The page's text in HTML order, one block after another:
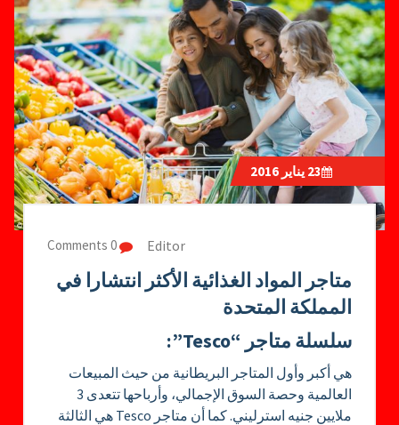
23يناير 2016
Editor
0 Comments
متاجر المواد الغذائية الأكثر انتشارا في
المملكة المتحدة
سلسلة متاجر “Tesco”:
هي أكبر وأول المتاجر البريطانية من حيث المبيعات
العالمية وحصة السوق الإجمالي، وأرباحها تتعدى 3
ملايين جنيه استرليني. كما أن متاجر Tesco هي الثالثة